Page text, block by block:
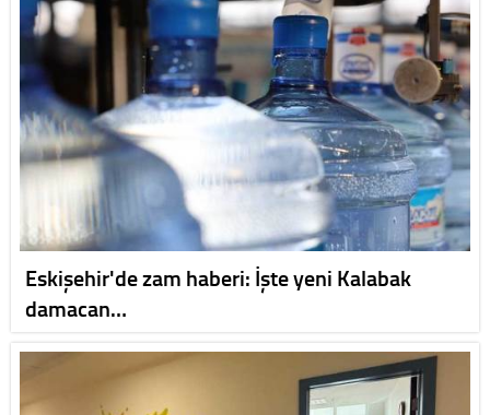
Eskişehir'de zam haberi: İşte yeni Kalabak
damacan…